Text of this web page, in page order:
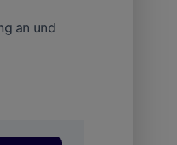
an und